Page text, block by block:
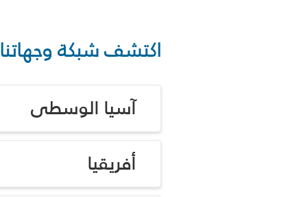
اكتشف شبكة وجهاتنا
آسيا الوسطى
أفريقيا